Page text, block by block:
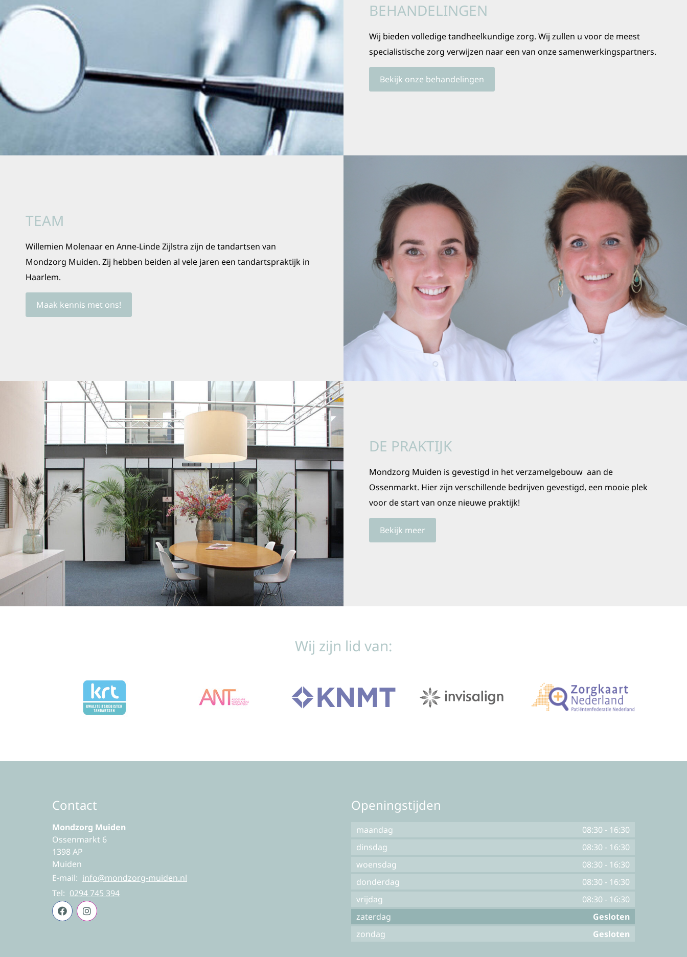
BEHANDELINGEN
Wij bieden volledige tandheelkundige zorg. Wij zullen u voor de meest
specialistische zorg verwijzen naar een van onze samenwerkingspartners.
Bekijk onze behandelingen
TEAM
Willemien Molenaar en Anne-Linde Zijlstra zijn de tandartsen van
Mondzorg Muiden. Zij hebben beiden al vele jaren een tandartspraktijk in
Haarlem.
Maak kennis met ons!
DE PRAKTIJK
Mondzorg Muiden is gevestigd in het verzamelgebouw aan de
Ossenmarkt. Hier zijn verschillende bedrijven gevestigd, een mooie plek
voor de start van onze nieuwe praktijk!
Bekijk meer
Wij zijn lid van:
Contact
Mondzorg Muiden
Ossenmarkt 6
1398 AP
Muiden
E-mail: info@mondzorg-muiden.nl
Tel: 0294 745 394
Openingstijden
maandag 08:30 - 16:30
dinsdag
08:30 - 16:30
woensdag
08:30 - 16:30
donderdag
08:30 - 16:30
vrijdag
08:30 - 16:30
zaterdag
Gesloten
zondag
Gesloten